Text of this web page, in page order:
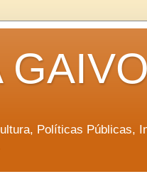
Políticas Públicas,